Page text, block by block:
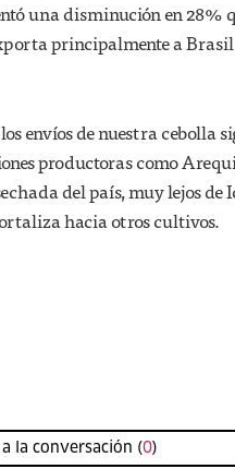
una disminución en 28%
principalmente a
envíos de nuestra cebolla
productoras como
del país, muy lejos
hacia otros cultivos.
a la conversación (0)